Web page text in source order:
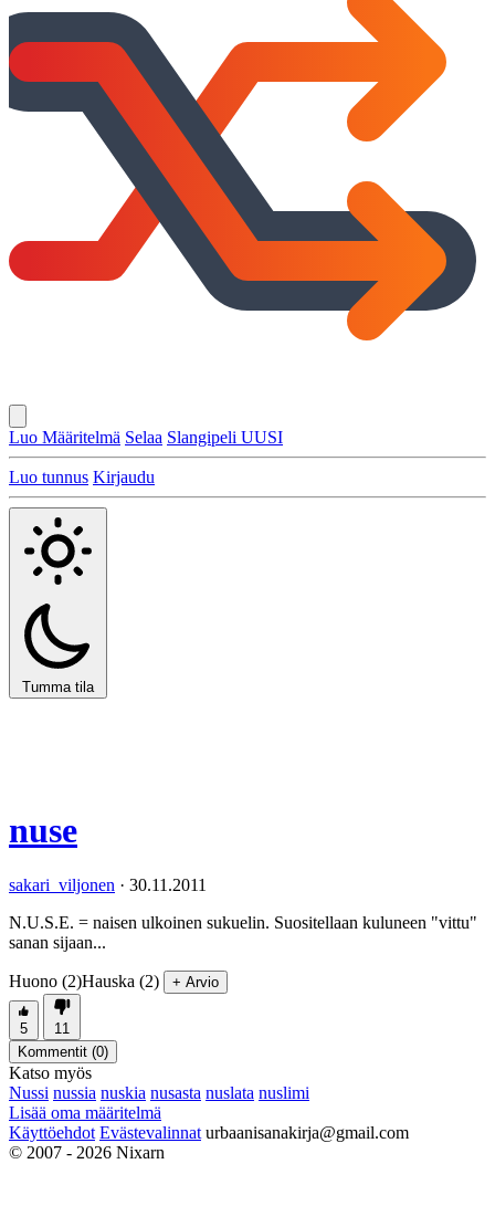
Luo Määritelmä Selaa Slangipeli UUSI
Luo tunnus Kirjaudu
Tumma tila
nuse
sakari_viljonen · 30.11.2011
N.U.S.E. = naisen ulkoinen sukuelin. Suositellaan kuluneen "vittu"
sanan sijaan...
Huono (2)Hauska (2) + Arvio
5
11
Kommentit (0)
Katso myös
Nussi nussia nuskia nusasta nuslata nuslimi
Lisää oma määritelmä
Käyttöehdot Evästevalinnat urbaanisanakirja@gmail.com
© 2007 - 2026 Nixarn